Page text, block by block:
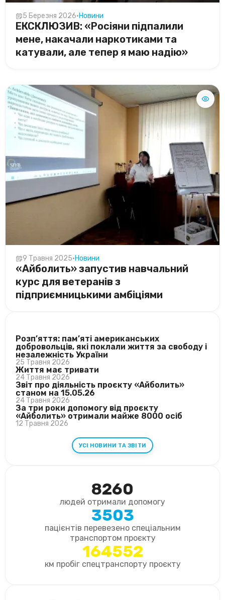
5 Березня 2026•Новини
ЕКСКЛЮЗИВ: «Росіяни підпалили
мене, накачали наркотиками та
катували, але тепер я маю надію»
9 Травня 2025•Новини
«Айболить» запустив навчальний
курс для ветеранів з
підприємницькими амбіціями
Розп’яття: пам’яті американських
добровольців, які поклали життя за свободу і
незалежність України
25 Травня 2026
Життя має тривати
24 Травня 2026
Звіт про діяльність проєкту «Айболить»
станом на 15.05.26
24 Травня 2026
За три роки допомогу від проєкту
«Айболить» отримали майже 8000 осіб
12 Травня 2026
УСІ НОВИНИ ТА ЗВІТИ
8260
людей отримали допомогу
3503
пацієнтів перевезено спеціальним
транспортом проєкту
164552
км пробіг спецтранспорту проєкту